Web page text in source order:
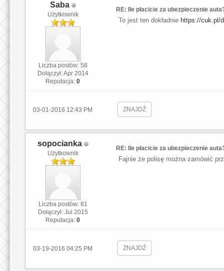
Saba
Użytkownik
Liczba postów: 58
Dołączył: Apr 2014
Reputacja: 0
RE: Ile płacicie za ubezpieczenie
To jest ten dokładnie https://cuk.pl/
03-01-2016 12:43 PM ZNAJDŹ
sopocianka
Użytkownik
Liczba postów: 81
Dołączył: Jul 2015
Reputacja: 0
RE: Ile płacicie za ubezpieczenie
Fajnie że polisę można zamówić
03-19-2016 04:25 PM ZNAJDŹ